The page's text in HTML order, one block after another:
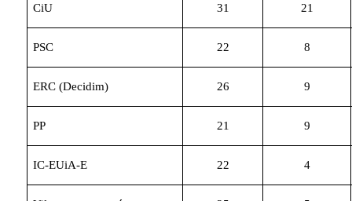
CiU 31 21
PSC 22 8
ERC (Decidim) 26 9
PP 21 9
IC-EUiA-E 22 4